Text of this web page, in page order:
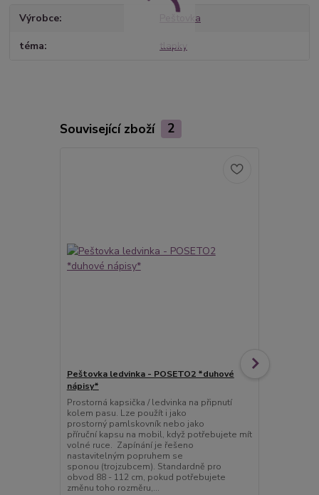
Výrobce Peštovka
téma tlapky
Související zboží 2
Peštovka ledvinka - POSETO2 *duhové
nápisy*
Prostorná kapsička / ledvinka na připnutí
kolem pasu. Lze použít i jako
prostorný pamlskovník nebo jako
příruční kapsu na mobil, když potřebujete mít
volné ruce. Zapínání je řešeno
nastavitelným popruhem se
sponou (trojzubcem). Standardně pro
obvod 88 - 112 cm, pokud potřebujete
změnu toho rozměru,...